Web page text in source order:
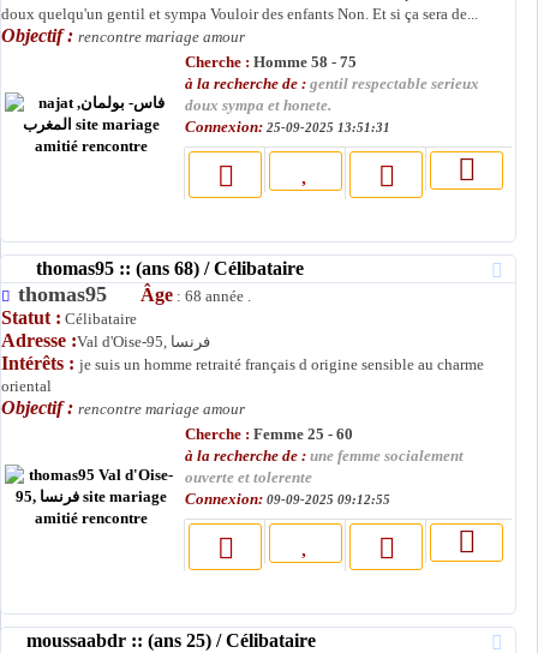
doux quelqu'un gentil et sympa Vouloir des enfants Non. Et si ça sera de...
Objectif : rencontre mariage amour
Cherche : Homme 58 - 75
à la recherche de : gentil respectable serieux
doux sympa et honete.
Connexion: 25-09-2025 13:51:31
thomas95 :: (ans 68) / Célibataire
thomas95 Âge : 68 année .
Statut : Célibataire
Adresse : Val d'Oise-95, فرنسا
Intérêts : je suis un homme retraité français d origine sensible au charme
oriental
Objectif : rencontre mariage amour
Cherche : Femme 25 - 60
à la recherche de : une femme socialement
ouverte et tolerente
Connexion: 09-09-2025 09:12:55
moussaabdr :: (ans 25) / Célibataire